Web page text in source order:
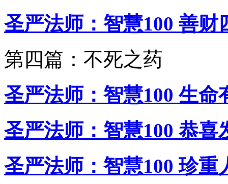
圣严法师：智慧100 善财
第四篇：不死之药
圣严法师：智慧100 生命
圣严法师：智慧100 恭喜
圣严法师：智慧100 珍重